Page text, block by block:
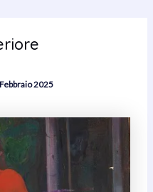
2025